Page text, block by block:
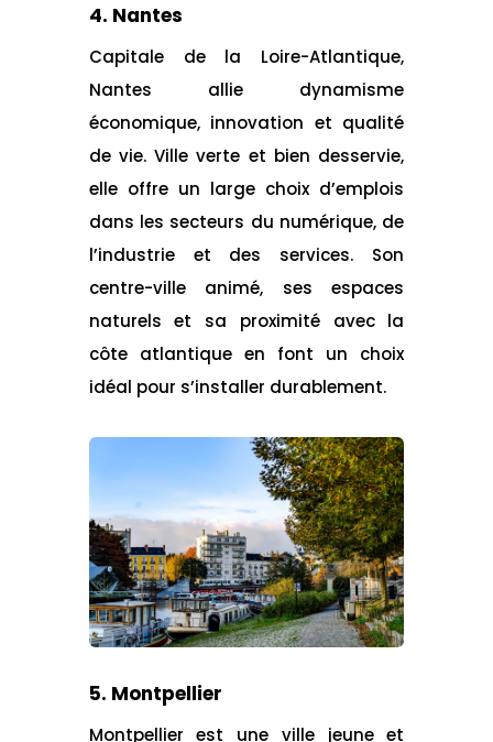
4. Nantes
Capitale de la Loire-Atlantique,
Nantes allie dynamisme
économique, innovation et qualité
de vie. Ville verte et bien desservie,
elle offre un large choix d’emplois
dans les secteurs du numérique, de
l’industrie et des services. Son
centre-ville animé, ses espaces
naturels et sa proximité avec la
côte atlantique en font un choix
idéal pour s’installer durablement.
5. Montpellier
Montpellier est une ville jeune et